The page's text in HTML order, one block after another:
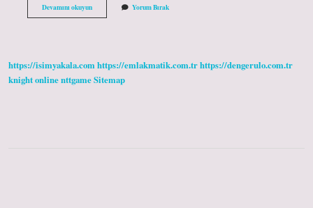
Devamını okuyunYökdi̇L
70
Yorum Bırak
https://isimyakala.comhttps://emlakmatik.com.trhttps://dengerulo.com.tr
knight onlinenttgameSitemap